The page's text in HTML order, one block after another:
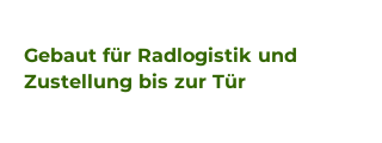
Gebaut für Radlogistik und
Zustellung bis zur Tür